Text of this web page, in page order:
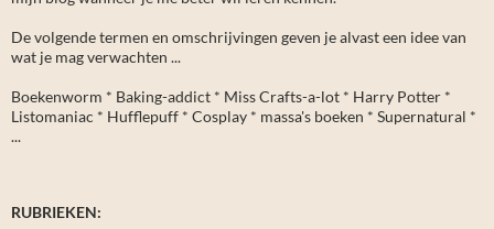
De volgende termen en omschrijvingen geven je alvast een idee van
wat je mag verwachten ...
Boekenworm * Baking-addict * Miss Crafts-a-lot * Harry Potter *
Listomaniac * Hufflepuff * Cosplay * massa's boeken * Supernatural *
...
RUBRIEKEN: